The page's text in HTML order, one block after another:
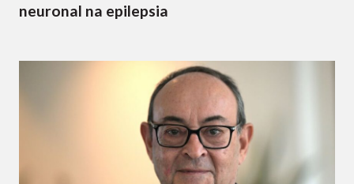
neuronal na epilepsia